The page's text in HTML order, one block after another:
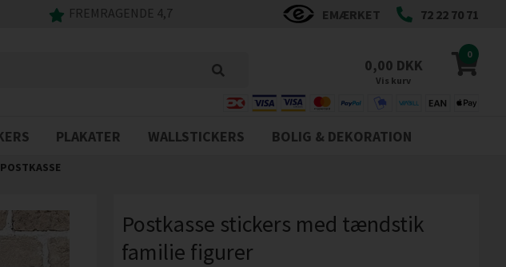
FREMRAGENDE 4,7 EMÆRKET 72 22 70 71
0
0,00 DKK
Vis kurv
PLAKATER WALLSTICKERS BOLIG & DEKORATION
Postkasse stickers med tændstik
familie figurer